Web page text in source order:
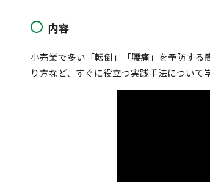
内容
小売業で多い「転倒」「腰痛」を予防す
り方など、すぐに役立つ実践手法について